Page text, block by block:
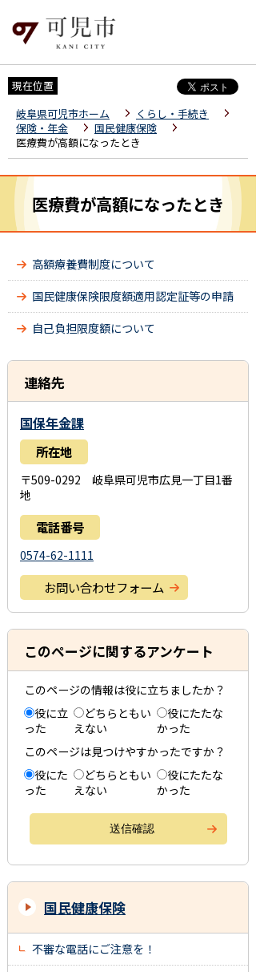
現在位置
岐阜県可児市ホーム
くらし・手続き
保険・年金
国民健康保険
医療費が高額になったとき
医療費が高額になったとき
高額療養費制度について
国民健康保険限度額適用認定証等の申請
自己負担限度額について
連絡先
国保年金課
所在地
〒509-0292 岐阜県可児市広見一丁目1番
地
電話番号
0574-62-1111
お問い合わせフォーム
このページに関するアンケート
このページの情報は役に立ちましたか？
役に立
った
どちらともい
えない
役にたたな
かった
このページは見つけやすかったですか？
役にた
った
どちらともい
えない
役にたたな
かった
国民健康保険
不審な電話にご注意を！